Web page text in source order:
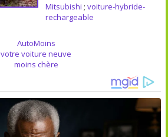
Mitsubishi ; voiture-hybride-
rechargeable
AutoMoins
votre voiture neuve
moins chère